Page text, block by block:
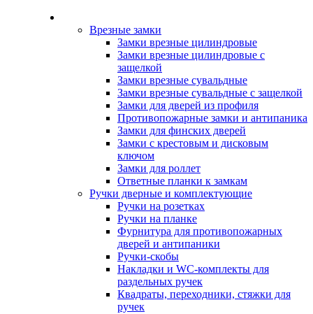
Врезные замки
Замки врезные цилиндровые
Замки врезные цилиндровые с
защелкой
Замки врезные сувальдные
Замки врезные сувальдные с защелкой
Замки для дверей из профиля
Противопожарные замки и антипаника
Замки для финских дверей
Замки с крестовым и дисковым
ключом
Замки для роллет
Ответные планки к замкам
Ручки дверные и комплектующие
Ручки на розетках
Ручки на планке
Фурнитура для противопожарных
дверей и антипаники
Ручки-скобы
Накладки и WC-комплекты для
раздельных ручек
Квадраты, переходники, стяжки для
ручек